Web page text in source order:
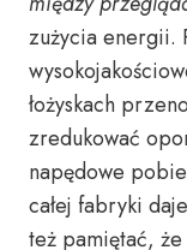
zużycia energii.
łożyskach
zredukować
napędowe
całej fabryki
też pamiętać,